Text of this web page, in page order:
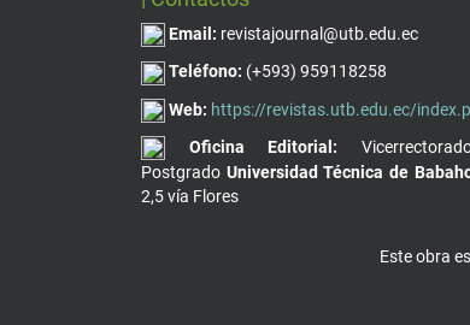
Email: revistajournal@utb.edu.ec
Teléfono: (+593) 959118258
Web: https://revistas.utb.edu.ec/
Oficina Editorial:
Postgrado Universidad Técnica de
2,5 vía Flores
Este obra